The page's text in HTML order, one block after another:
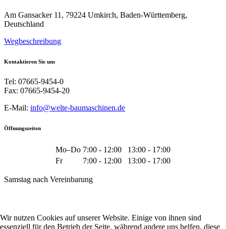
Am Gansacker 11, 79224 Umkirch, Baden-Württemberg,
Deutschland
Wegbeschreibung
Kontaktieren Sie uns
Tel: 07665-9454-0
Fax: 07665-9454-20
E-Mail: info@welte-baumaschinen.de
Öffnungszeiten
Mo–Do 7:00 - 12:00
13:00 - 17:00
Fr
7:00 - 12:00 13:00 - 17:00
Samstag nach Vereinbarung
Wir nutzen Cookies auf unserer Website. Einige von ihnen sind
essenziell für den Betrieb der Seite, während andere uns helfen, diese